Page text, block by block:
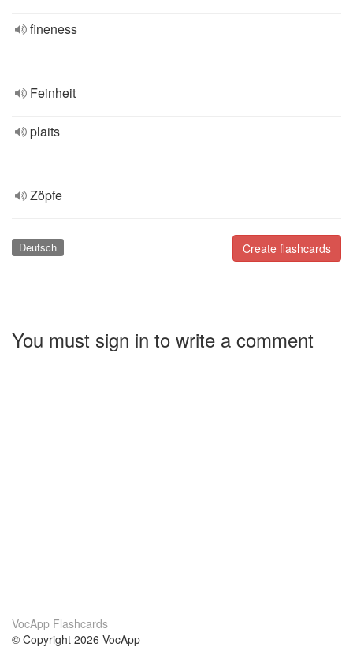
fineness
Feinheit
plaits
Zöpfe
Create flashcards
Deutsch
You must sign in to write a comment
VocApp Flashcards
© Copyright 2026 VocApp